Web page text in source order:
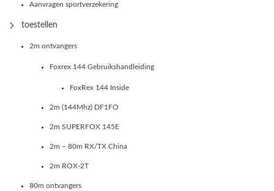
Aanvragen sportverzekering
toestellen
2m ontvangers
Foxrex 144 Gebruikshandleiding
FoxRex 144 Inside
2m (144Mhz) DF1FO
2m SUPERFOX 145E
2m – 80m RX/TX China
2m ROX-2T
80m ontvangers